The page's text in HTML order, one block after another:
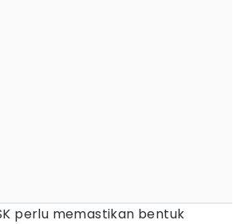
perlu memastikan bentuk